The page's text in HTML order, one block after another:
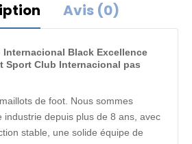
Avis (0)
Black Excellence
Sport Club Internacional pas
de foot. Nous sommes
industrie depuis plus de 8 ans, avec
stable, une solide équipe de